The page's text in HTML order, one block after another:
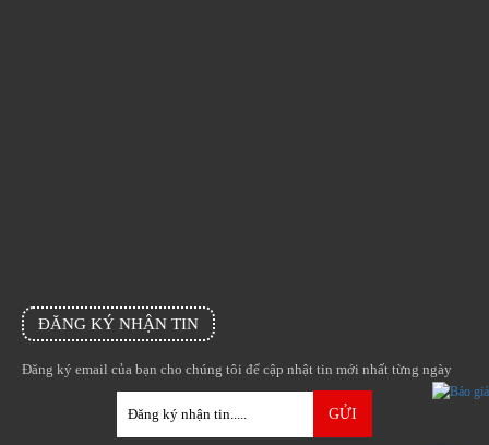
ĐĂNG KÝ NHẬN TIN
Đăng ký email của bạn cho chúng tôi để cập nhật tin mới nhất từng ngày